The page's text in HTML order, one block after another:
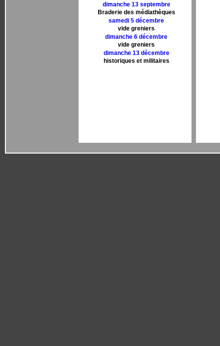
dimanche 13 septembre
Braderie des médiathèques
samedi 5 décembre
vide greniers
dimanche 6 décembre
vide greniers
dimanche 13 décembre
historiques et militaires